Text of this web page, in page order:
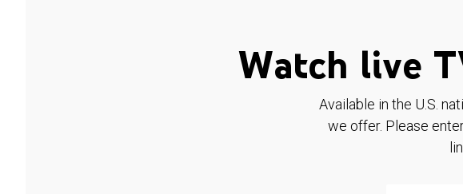
Watch live
Available in the U.S.
we offer. Please